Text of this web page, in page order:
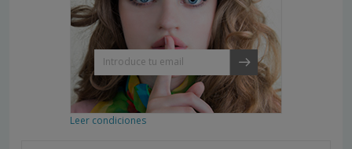
Leer condiciones